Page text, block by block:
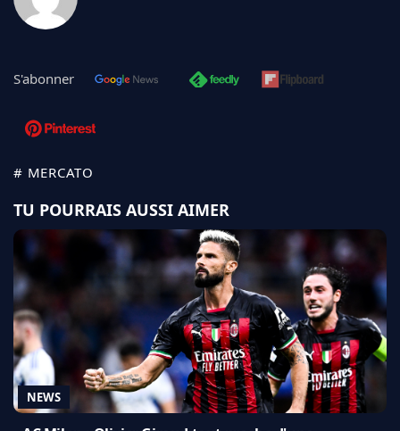
S'abonner
# MERCATO
TU POURRAIS AUSSI AIMER
NEWS